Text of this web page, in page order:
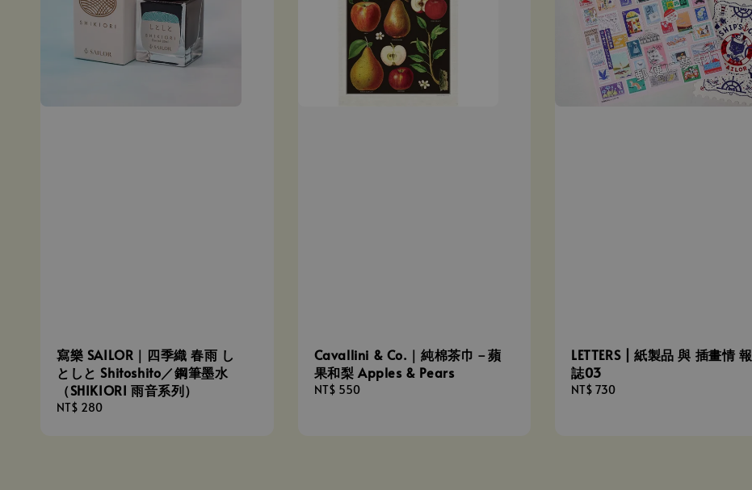
寫樂 SAILOR｜四季織 春雨 し
としと Shitoshito／鋼筆墨水
（SHIKIORI 雨音系列）
Regular
NT$ 280
Cavallini & Co.｜純棉茶巾－蘋
果和梨 Apples & Pears
Regular
NT$ 550
LETTERS | 紙製品 與 插畫情 報
誌03
Regular
NT$ 730